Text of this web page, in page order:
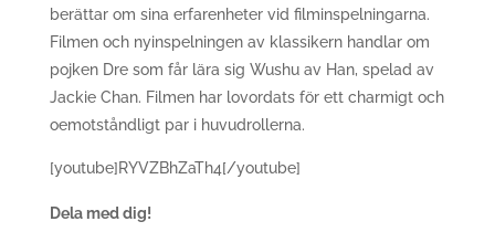
berättar om sina erfarenheter vid filminspelningarna.
Filmen och nyinspelningen av klassikern handlar om
pojken Dre som får lära sig Wushu av Han, spelad av
Jackie Chan. Filmen har lovordats för ett charmigt och
oemotståndligt par i huvudrollerna.
[youtube]RYVZBhZaTh4[/youtube]
Dela med dig!